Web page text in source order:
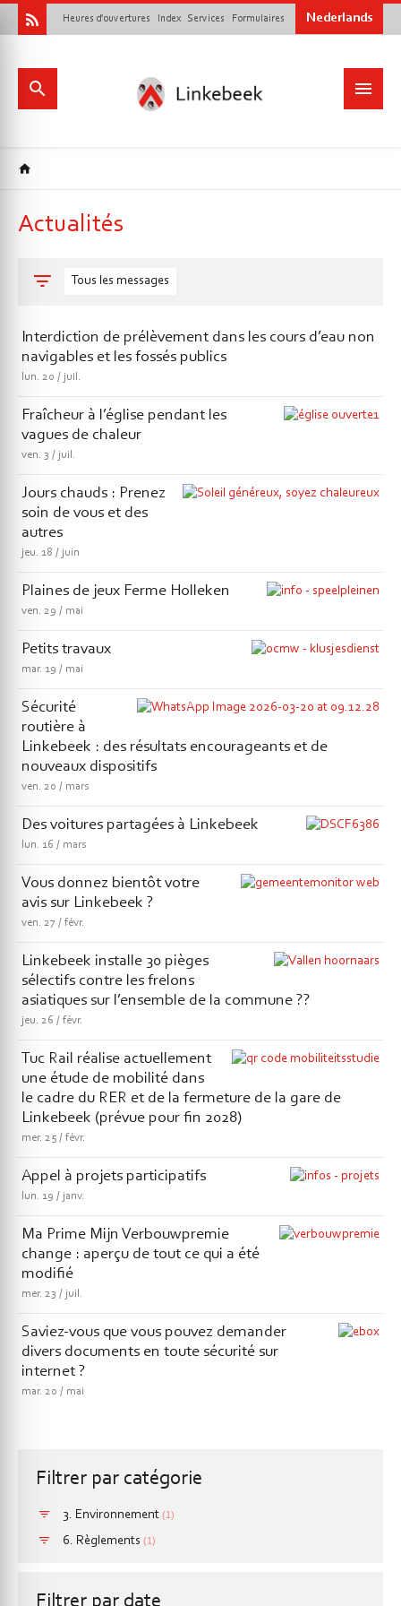
Nederlands
Heures d'ouvertures Index Services Formulaires
Actualités
Tous les messages
Interdiction de prélèvement dans les cours d’eau non
navigables et les fossés publics
lun. 20 juil.
Fraîcheur à l’église pendant les
vagues de chaleur
ven. 3 juil.
Jours chauds : Prenez
soin de vous et des
autres
jeu. 18 juin
Plaines de jeux Ferme Holleken
ven. 29 mai
Petits travaux
mar. 19 mai
Sécurité
routière à
Linkebeek : des résultats encourageants et de
nouveaux dispositifs
ven. 20 mars
Des voitures partagées à Linkebeek
lun. 16 mars
Vous donnez bientôt votre
avis sur Linkebeek ?
ven. 27 févr.
Linkebeek installe 30 pièges
sélectifs contre les frelons
asiatiques sur l’ensemble de la commune ??
jeu. 26 févr.
Tuc Rail réalise actuellement
une étude de mobilité dans
le cadre du RER et de la fermeture de la gare de
Linkebeek (prévue pour fin 2028)
mer. 25 févr.
Appel à projets participatifs
lun. 19 janv.
Ma Prime Mijn Verbouwpremie
change : aperçu de tout ce qui a été
modifié
mer. 23 juil.
Saviez-vous que vous pouvez demander
divers documents en toute sécurité sur
internet ?
mar. 20 mai
Filtrer par catégorie
3. Environnement (1)
6. Règlements (1)